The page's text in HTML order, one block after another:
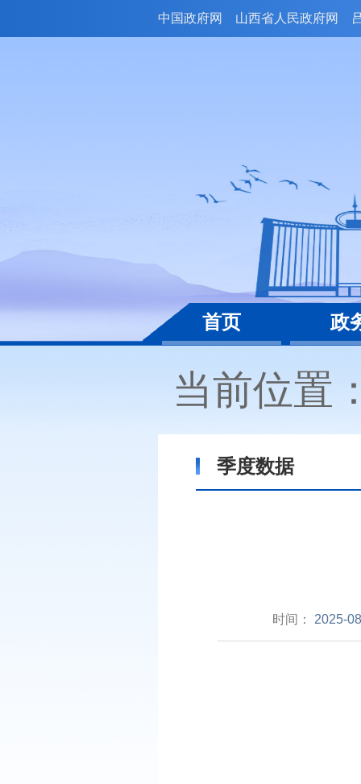
中国政府网 山西省人民政府网
首页 政
当前位置
季度数据
时间： 2025-